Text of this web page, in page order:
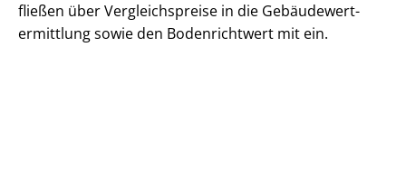
fließen über Ver­gleichs­prei­se in die Ge­bäu­de­wert­
ermitt­lung sowie den Bodenrichtwert mit ein.